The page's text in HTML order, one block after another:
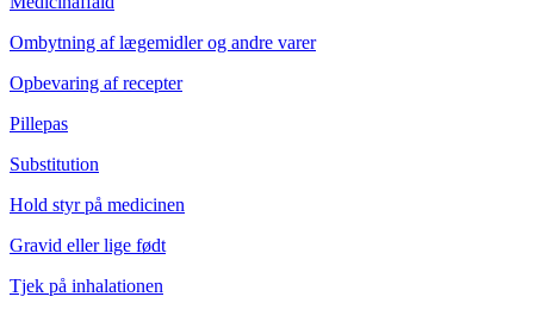
Ombytning af lægemidler og andre varer
Opbevaring af recepter
Pillepas
Substitution
Hold styr på medicinen
Gravid eller lige født
Tjek på inhalationen